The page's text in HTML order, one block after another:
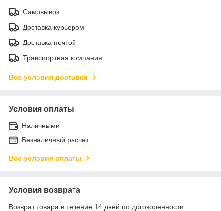
Самовывоз
Доставка курьером
Доставка почтой
Транспортная компания
Все условия доставки
Условия оплаты
Наличными
Безналичный расчет
Все условия оплаты
Условия возврата
Возврат товара в течение 14 дней по договоренности